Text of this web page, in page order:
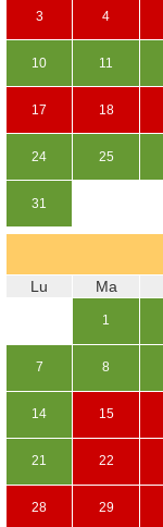
3 4
10 11
17 18
24 25
31
Lu Ma
1
7 8
14 15
21 22
28 29